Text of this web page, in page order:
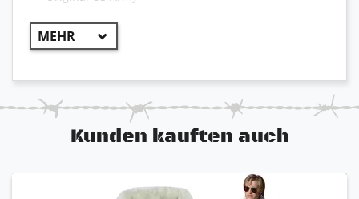
Der Belleville 690 war der erste Stiefel der US Air
Force, der für den Fluggebrauch zugelassen wurde.
ist in das Stiefelfutter eingenäht und er bietet somit
eine wasserdichte Barriere und leitet Feuchtigkeit
aus dem Stiefel nach außen ab. Dieser Stiefel ist für
patentierter VANGUARD-Laufsohle über eine der
bequemsten Laufsohlen auf dem heutigen Markt.
Kunden kauften auch